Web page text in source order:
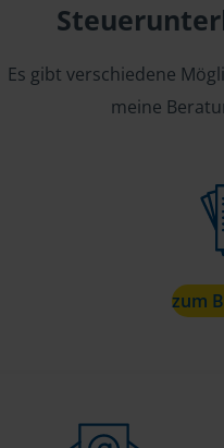
Es gibt verschiedene
meine
zum